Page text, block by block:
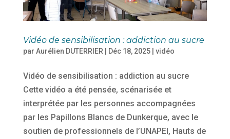
Vidéo de sensibilisation : addiction au sucre
par Aurélien DUTERRIER | Déc 18, 2025| vidéo
Vidéo de sensibilisation : addiction au sucre
Cette vidéo a été pensée, scénarisée et
interprétée par les personnes accompagnées
par les Papillons Blancs de Dunkerque, avec le
soutien de professionnels de l’UNAPEI, Hauts de